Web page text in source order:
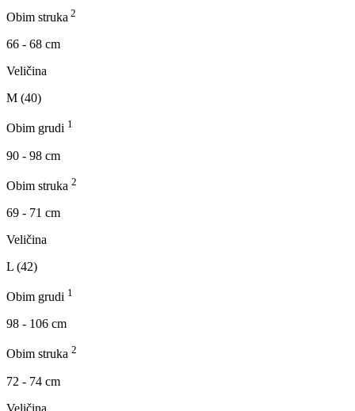
Obim struka 2
66 - 68 cm
Veličina
M (40)
Obim grudi 1
90 - 98 cm
Obim struka 2
69 - 71 cm
Veličina
L (42)
Obim grudi 1
98 - 106 cm
Obim struka 2
72 - 74 cm
Veličina